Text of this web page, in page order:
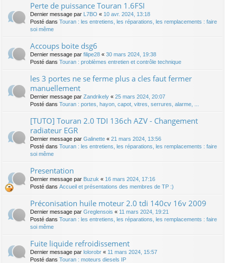
Perte de puissance Touran 1.6FSI
Dernier message par L7BO « 10 avr. 2024, 13:18
Posté dans Touran : les entretiens, les réparations, les remplacements : faire
soi même
Accoups boite dsg6
Dernier message par filipe28 « 30 mars 2024, 19:38
Posté dans Touran : problèmes entretien et contrôle technique
les 3 portes ne se ferme plus a cles faut fermer
manuellement
Dernier message par Zandrikely « 25 mars 2024, 20:07
Posté dans Touran : portes, hayon, capot, vitres, serrures, alarme, ...
[TUTO] Touran 2.0 TDI 136ch AZV - Changement
radiateur EGR
Dernier message par Galinette « 21 mars 2024, 13:56
Posté dans Touran : les entretiens, les réparations, les remplacements : faire
soi même
Presentation
Dernier message par Buzuk « 16 mars 2024, 17:16
Posté dans Accueil et présentations des membres de TP :)
Préconisation huile moteur 2.0 tdi 140cv 16v 2009
Dernier message par Greglensois « 11 mars 2024, 19:21
Posté dans Touran : les entretiens, les réparations, les remplacements : faire
soi même
Fuite liquide refroidissement
Dernier message par lolorobr « 11 mars 2024, 15:57
Posté dans Touran : moteurs diesels IP